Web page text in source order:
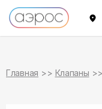
Главная Клапаны
в наличии